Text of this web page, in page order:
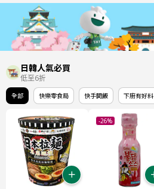
日韓人氣必買
低至6折
全部 快樂零食局 快手開飯 下廚有好料
-26%